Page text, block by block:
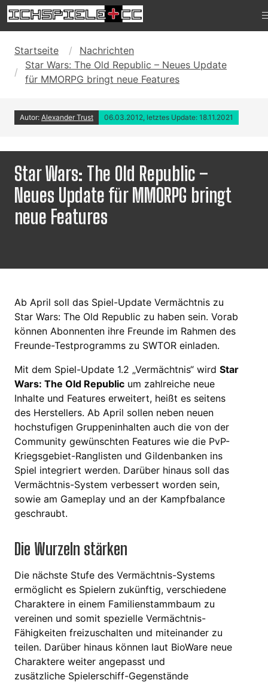
Startseite
Nachrichten
Star Wars: The Old Republic – Neues Update
für MMORPG bringt neue Features
Autor: Alexander Trust 06.03.2012, letztes Update: 18.11.2021
Star Wars: The Old Republic –
Neues Update für MMORPG bringt
neue Features
Ab April soll das Spiel-Update Vermächtnis zu
Star Wars: The Old Republic zu haben sein. Vorab
können Abonnenten ihre Freunde im Rahmen des
Freunde-Testprogramms zu SWTOR einladen.
Mit dem Spiel-Update 1.2 „Vermächtnis“ wird Star
Wars: The Old Republic um zahlreiche neue
Inhalte und Features erweitert, heißt es seitens
des Herstellers. Ab April sollen neben neuen
hochstufigen Gruppeninhalten auch die von der
Community gewünschten Features wie die PvP-
Kriegsgebiet-Ranglisten und Gildenbanken ins
Spiel integriert werden. Darüber hinaus soll das
Vermächtnis-System verbessert worden sein,
sowie am Gameplay und an der Kampfbalance
geschraubt.
Die Wurzeln stärken
Die nächste Stufe des Vermächtnis-Systems
ermöglicht es Spielern zukünftig, verschiedene
Charaktere in einem Familienstammbaum zu
vereinen und somit spezielle Vermächtnis-
Fähigkeiten freizuschalten und miteinander zu
teilen. Darüber hinaus können laut BioWare neue
Charaktere weiter angepasst und
zusätzliche Spielerschiff-Gegenstände